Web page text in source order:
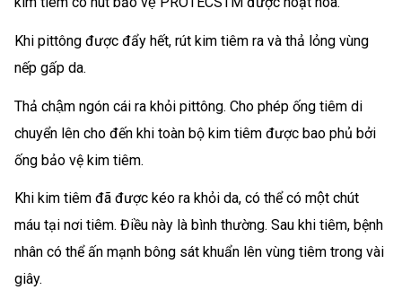
Khi pittông được đẩy hết, rút kim tiêm ra và thả lỏng vùng
nếp gấp da.
Thả chậm ngón cái ra khỏi pittông. Cho phép ống tiêm di
chuyển lên cho đến khi toàn bộ kim tiêm được bao phủ bởi
ống bảo vệ kim tiêm.
Khi kim tiêm đã được kéo ra khỏi da, có thể có một chút
máu tại nơi tiêm. Điều này là bình thường. Sau khi tiêm, bệnh
nhân có thể ấn mạnh bông sát khuẩn lên vùng tiêm trong vài
giây.